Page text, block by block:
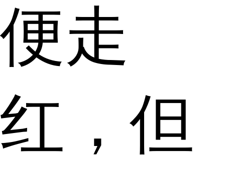
便走
红，但